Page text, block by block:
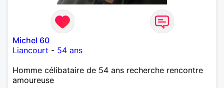
Michel 60
Liancourt - 54 ans
Homme célibataire de 54 ans recherche rencontre
amoureuse